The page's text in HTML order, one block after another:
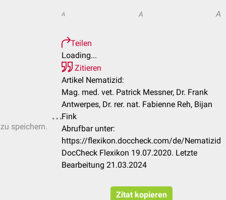
speichern.
A A A
Teilen
Loading...
Zitieren
Artikel Nematizid:
Mag. med. vet. Patrick Messner, Dr. Frank
Antwerpes, Dr. rer. nat. Fabienne Reh, Bijan
Fink
Abrufbar unter:
https://flexikon.doccheck.com/de/Nematizid
DocCheck Flexikon 19.07.2020. Letzte
Bearbeitung 21.03.2024
Zitat kopieren